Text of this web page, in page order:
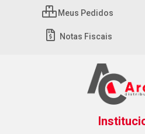
Meus Pedidos
Notas Fiscais